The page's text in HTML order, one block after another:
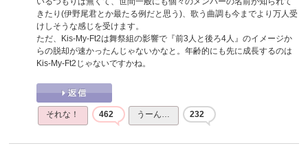
きたり(伊野尾君とか最たる例だと思う)、歌う曲調も今までより万人受
けしそうな感じを受けます。
ただ、Kis-My-Ft2は舞祭組の影響で『前3人と後ろ4人』のイメージか
らの脱却が速かったんじゃないかなと。年齢的にも先に成長するのは
Kis-My-Ft2じゃないですかね。
それな！ 462 うーん… 232